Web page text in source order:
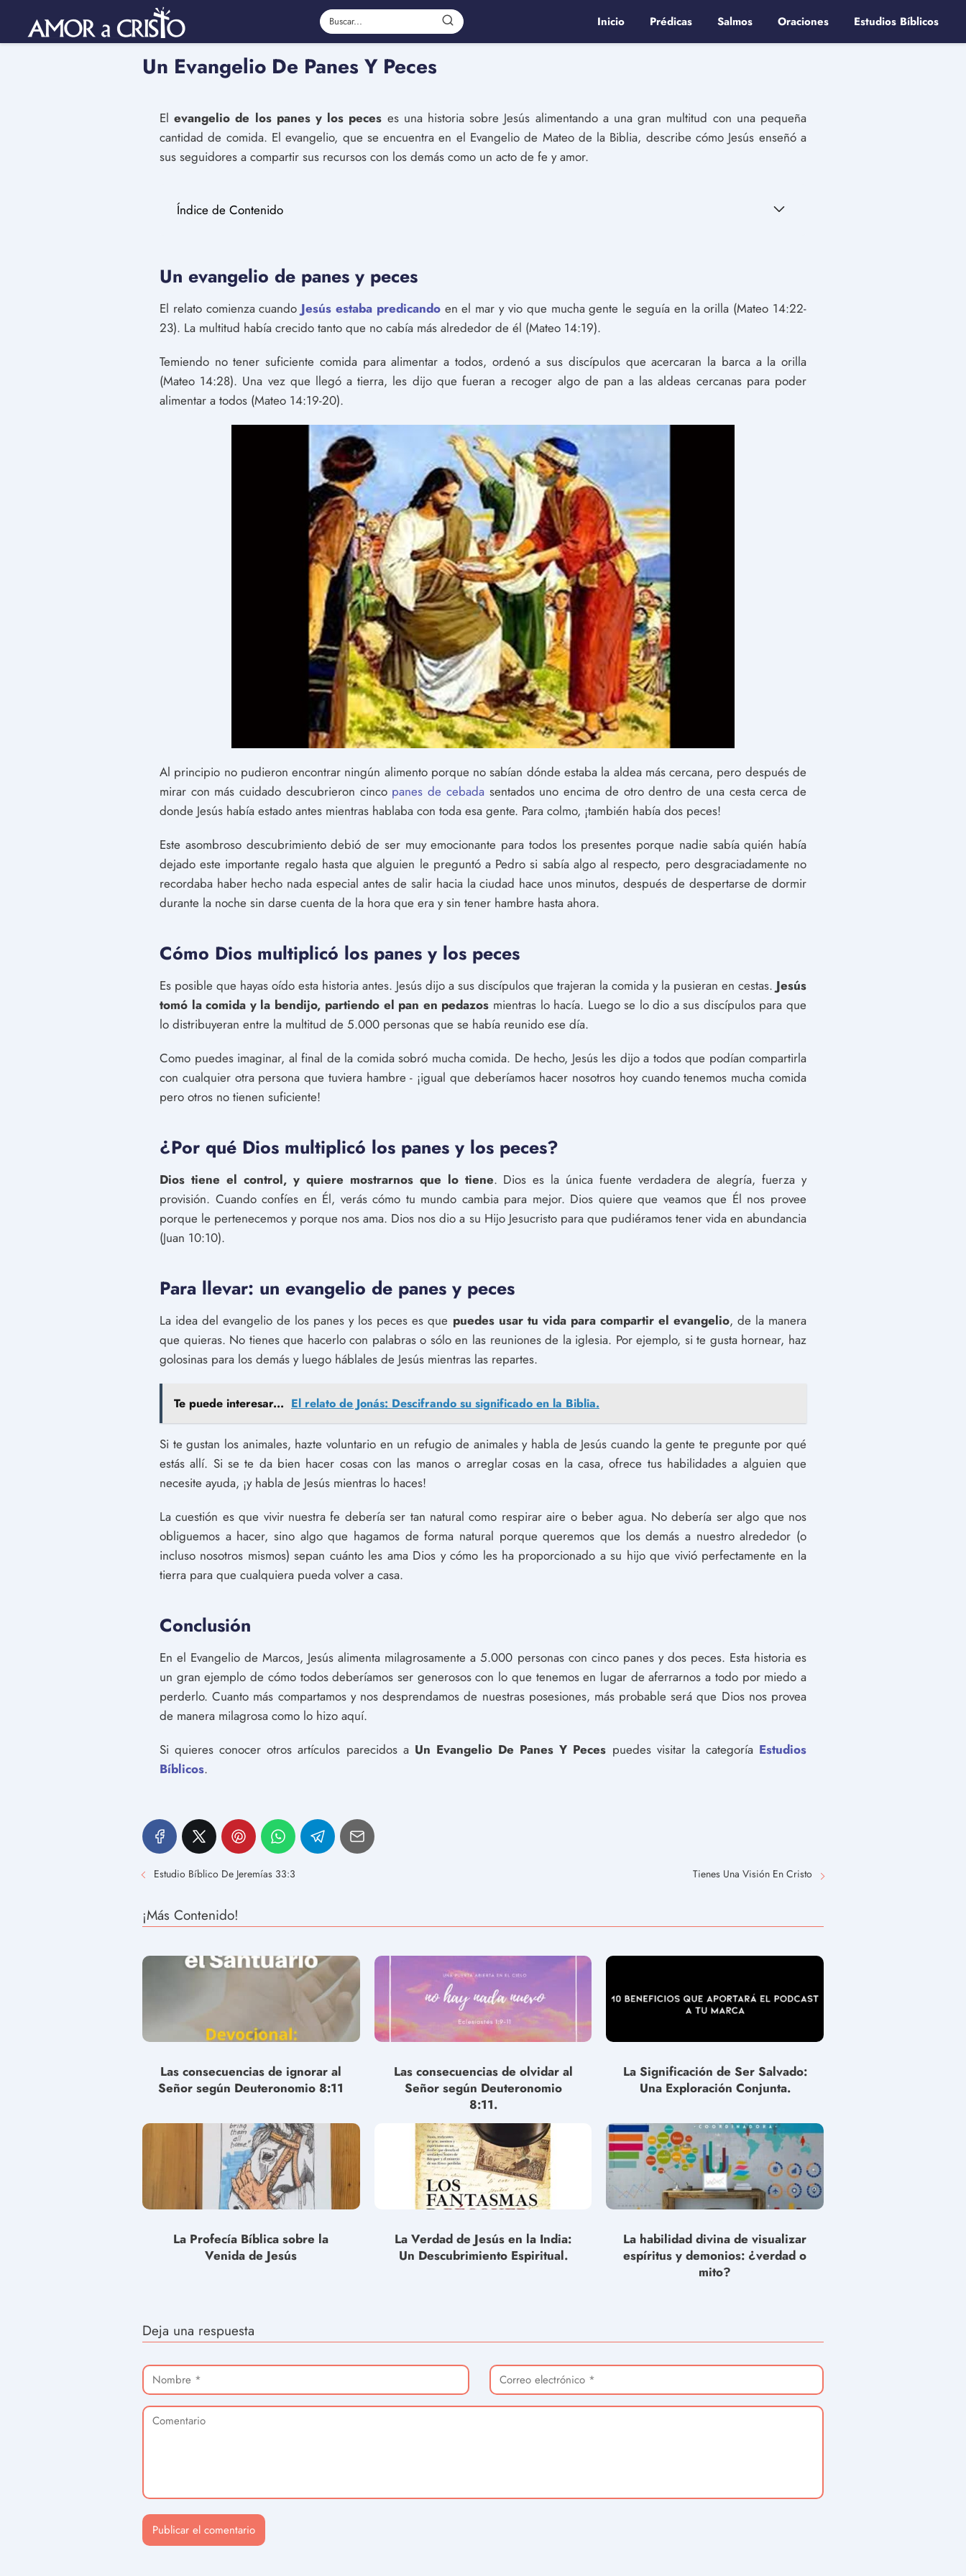
Inicio Prédicas Salmos Oraciones Estudios Bíblicos
Un Evangelio De Panes Y Peces
Elevangelio de los panes y los peces es una historia sobre Jesús alimentando a una gran multitud con una pequeña
cantidad de comida. El evangelio, que se encuentra en el Evangelio de Mateo de la Biblia, describe cómo Jesús enseñó a
sus seguidores a compartir sus recursos con los demás como un acto de fe y amor.
Índice de Contenido
Un evangelio de panes y peces
El relato comienza cuando Jesús estaba predicandoen el mar y vio que mucha gente le seguía en la orilla (Mateo 14:22-
23). La multitud había crecido tanto que no cabía más alrededor de él (Mateo 14:19).
Temiendo no tener suficiente comida para alimentar a todos, ordenó a sus discípulos que acercaran la barca a la orilla
(Mateo 14:28). Una vez que llegó a tierra, les dijo que fueran a recoger algo de pan a las aldeas cercanas para poder
alimentar a todos (Mateo 14:19-20).
Al principio no pudieron encontrar ningún alimento porque no sabían dónde estaba la aldea más cercana, pero después de
mirar con más cuidado descubrieron cinco panes de cebadasentados uno encima de otro dentro de una cesta cerca de
donde Jesús había estado antes mientras hablaba con toda esa gente. Para colmo, ¡también había dos peces!
Este asombroso descubrimiento debió de ser muy emocionante para todos los presentes porque nadie sabía quién había
dejado este importante regalo hasta que alguien le preguntó a Pedro si sabía algo al respecto, pero desgraciadamente no
recordaba haber hecho nada especial antes de salir hacia la ciudad hace unos minutos, después de despertarse de dormir
durante la noche sin darse cuenta de la hora que era y sin tener hambre hasta ahora.
Cómo Dios multiplicó los panes y los peces
Es posible que hayas oído esta historia antes. Jesús dijo a sus discípulos que trajeran la comida y la pusieran en cestas. Jesús
tomó la comida y la bendijo, partiendo el pan en pedazos mientras lo hacía. Luego se lo dio a sus discípulos para que
lo distribuyeran entre la multitud de 5.000 personas que se había reunido ese día.
Como puedes imaginar, al final de la comida sobró mucha comida. De hecho, Jesús les dijo a todos que podían compartirla
con cualquier otra persona que tuviera hambre - ¡igual que deberíamos hacer nosotros hoy cuando tenemos mucha comida
pero otros no tienen suficiente!
¿Por qué Dios multiplicó los panes y los peces?
Dios tiene el control, y quiere mostrarnos que lo tiene. Dios es la única fuente verdadera de alegría, fuerza y
provisión. Cuando confíes en Él, verás cómo tu mundo cambia para mejor. Dios quiere que veamos que Él nos provee
porque le pertenecemos y porque nos ama. Dios nos dio a su Hijo Jesucristo para que pudiéramos tener vida en abundancia
(Juan 10:10).
Para llevar: un evangelio de panes y peces
La idea del evangelio de los panes y los peces es que puedes usar tu vida para compartir el evangelio, de la manera
que quieras. No tienes que hacerlo con palabras o sólo en las reuniones de la iglesia. Por ejemplo, si te gusta hornear, haz
golosinas para los demás y luego háblales de Jesús mientras las repartes.
Te puede interesar... El relato de Jonás: Descifrando su significado en la Biblia.
Si te gustan los animales, hazte voluntario en un refugio de animales y habla de Jesús cuando la gente te pregunte por qué
estás allí. Si se te da bien hacer cosas con las manos o arreglar cosas en la casa, ofrece tus habilidades a alguien que
necesite ayuda, ¡y habla de Jesús mientras lo haces!
La cuestión es que vivir nuestra fe debería ser tan natural como respirar aire o beber agua. No debería ser algo que nos
obliguemos a hacer, sino algo que hagamos de forma natural porque queremos que los demás a nuestro alrededor (o
incluso nosotros mismos) sepan cuánto les ama Dios y cómo les ha proporcionado a su hijo que vivió perfectamente en la
tierra para que cualquiera pueda volver a casa.
Conclusión
En el Evangelio de Marcos, Jesús alimenta milagrosamente a 5.000 personas con cinco panes y dos peces. Esta historia es
un gran ejemplo de cómo todos deberíamos ser generosos con lo que tenemos en lugar de aferrarnos a todo por miedo a
perderlo. Cuanto más compartamos y nos desprendamos de nuestras posesiones, más probable será que Dios nos provea
de manera milagrosa como lo hizo aquí.
Si quieres conocer otros artículos parecidos a Un Evangelio De Panes Y Peces puedes visitar la categoría Estudios
Bíblicos.
Estudio Bíblico De Jeremías 33:3 Tienes Una Visión En Cristo
¡Más Contenido!
Las consecuencias de ignorar al
Señor según Deuteronomio 8:11
Las consecuencias de olvidar al
Señor según Deuteronomio
8:11.
La Significación de Ser Salvado:
Una Exploración Conjunta.
La Profecía Bíblica sobre la
Venida de Jesús
La Verdad de Jesús en la India:
Un Descubrimiento Espiritual.
La habilidad divina de visualizar
espíritus y demonios: ¿verdad o
mito?
Deja una respuesta